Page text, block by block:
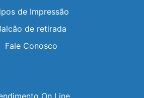
de Impressão
de retirada
Fale Conosco
On Line